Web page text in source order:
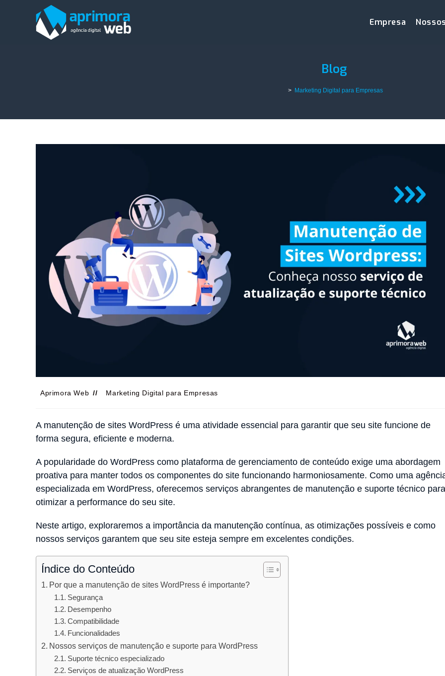
Empresa
Blog
> Marketing Digital para Empresas
Aprimora Web Marketing Digital para Empresas
A manutenção de sites WordPress é uma atividade essencial para garantir que seu site funcione de
forma segura, eficiente e moderna.
A popularidade do WordPress como plataforma de gerenciamento de conteúdo exige uma abordagem
proativa para manter todos os componentes do site funcionando harmoniosamente. Como uma
especializada em WordPress, oferecemos serviços abrangentes de manutenção e suporte técnico para
otimizar a performance do seu site.
Neste artigo, exploraremos a importância da manutenção contínua, as otimizações possíveis e como
nossos serviços garantem que seu site esteja sempre em excelentes condições.
Índice do Conteúdo
Por que a manutenção de sites WordPress é importante?
Segurança
Desempenho
Compatibilidade
Funcionalidades
Nossos serviços de manutenção e suporte para WordPress
Suporte técnico especializado
Serviços de atualização WordPress